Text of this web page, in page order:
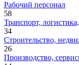
Рабочий персонал
58
Транспорт,
34
Строительство,
26
Производство,